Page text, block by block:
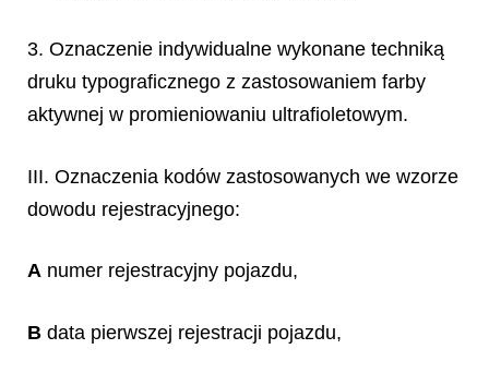
3. Oznaczenie indywidualne wykonane techniką
druku typograficznego z zastosowaniem farby
aktywnej w promieniowaniu ultrafioletowym.
III. Oznaczenia kodów zastosowanych we wzorze
dowodu rejestracyjnego:
A numer rejestracyjny pojazdu,
B data pierwszej rejestracji pojazdu,